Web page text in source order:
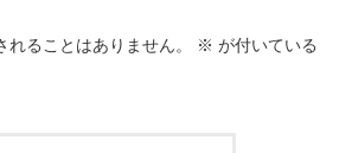
ることはありません。 ※ が付いている